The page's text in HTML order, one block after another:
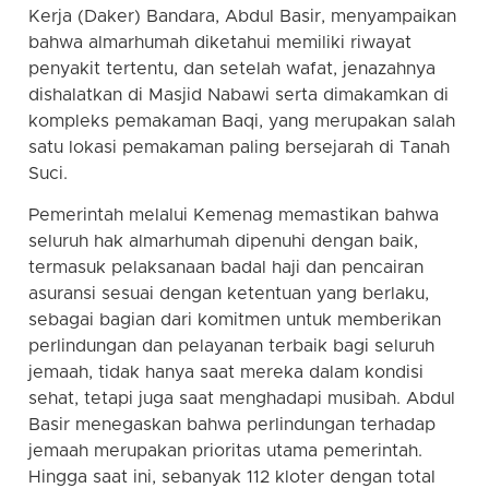
Kerja (Daker) Bandara, Abdul Basir, menyampaikan
bahwa almarhumah diketahui memiliki riwayat
penyakit tertentu, dan setelah wafat, jenazahnya
dishalatkan di Masjid Nabawi serta dimakamkan di
kompleks pemakaman Baqi, yang merupakan salah
satu lokasi pemakaman paling bersejarah di Tanah
Suci.
Pemerintah melalui Kemenag memastikan bahwa
seluruh hak almarhumah dipenuhi dengan baik,
termasuk pelaksanaan badal haji dan pencairan
asuransi sesuai dengan ketentuan yang berlaku,
sebagai bagian dari komitmen untuk memberikan
perlindungan dan pelayanan terbaik bagi seluruh
jemaah, tidak hanya saat mereka dalam kondisi
sehat, tetapi juga saat menghadapi musibah. Abdul
Basir menegaskan bahwa perlindungan terhadap
jemaah merupakan prioritas utama pemerintah.
Hingga saat ini, sebanyak 112 kloter dengan total